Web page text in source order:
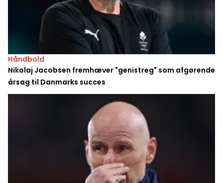
Håndbold
Nikolaj Jacobsen fremhæver "genistreg" som afgørende
årsag til Danmarks succes